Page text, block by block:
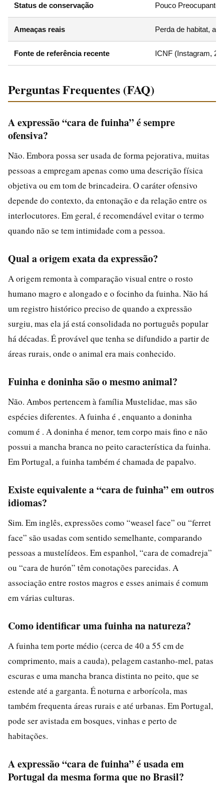
Status de conservação Pouco Preocupante
Ameaças reais Perda de habitat,
Fonte de referência recente ICNF (Instagram,
Perguntas Frequentes (FAQ)
A expressão “cara de fuinha” é sempre
ofensiva?
Não. Embora possa ser usada de forma pejorativa, muitas
pessoas a empregam apenas como uma descrição física
objetiva ou em tom de brincadeira. O caráter ofensivo
depende do contexto, da entonação e da relação entre os
interlocutores. Em geral, é recomendável evitar o termo
quando não se tem intimidade com a pessoa.
Qual a origem exata da expressão?
A origem remonta à comparação visual entre o rosto
humano magro e alongado e o focinho da fuinha. Não há
um registro histórico preciso de quando a expressão
surgiu, mas ela já está consolidada no português popular
há décadas. É provável que tenha se difundido a partir de
áreas rurais, onde o animal era mais conhecido.
Fuinha e doninha são o mesmo animal?
Não. Ambos pertencem à família Mustelidae, mas são
espécies diferentes. A fuinha é , enquanto a doninha
comum é . A doninha é menor, tem corpo mais fino e não
possui a mancha branca no peito característica da fuinha.
Em Portugal, a fuinha também é chamada de papalvo.
Existe equivalente a “cara de fuinha” em outros
idiomas?
Sim. Em inglês, expressões como “weasel face” ou “ferret
face” são usadas com sentido semelhante, comparando
pessoas a mustelídeos. Em espanhol, “cara de comadreja”
ou “cara de hurón” têm conotações parecidas. A
associação entre rostos magros e esses animais é comum
em várias culturas.
Como identificar uma fuinha na natureza?
A fuinha tem porte médio (cerca de 40 a 55 cm de
comprimento, mais a cauda), pelagem castanho-mel, patas
escuras e uma mancha branca distinta no peito, que se
estende até a garganta. É noturna e arborícola, mas
também frequenta áreas rurais e até urbanas. Em Portugal,
pode ser avistada em bosques, vinhas e perto de
habitações.
A expressão “cara de fuinha” é usada em
Portugal da mesma forma que no Brasil?